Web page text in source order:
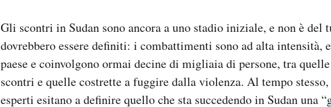
Gli scontri in Sudan sono ancora a uno stadio iniziale, e non è del
dovrebbero essere definiti: i combattimenti sono ad alta intensità,
paese e coinvolgono ormai decine di migliaia di persone, tra
scontri e quelle costrette a fuggire dalla violenza. Al tempo
esperti esitano a definire quello che sta succedendo in Sudan una